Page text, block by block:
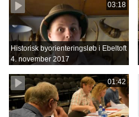
03:18
Historisk byorienteringsløb i Ebeltoft
4. november 2017
01:42